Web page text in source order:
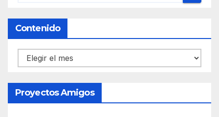
Contenido
Contenido
Proyectos Amigos